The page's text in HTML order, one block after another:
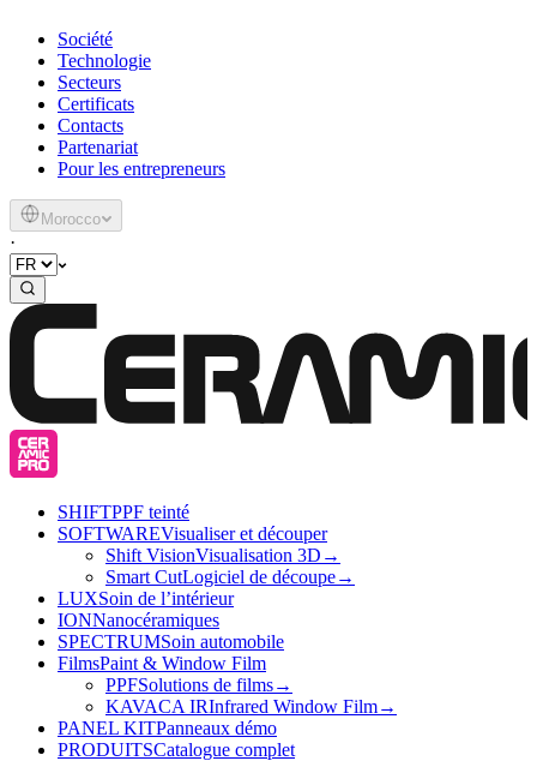
Société
Technologie
Secteurs
Certificats
Contacts
Partenariat
Pour les entrepreneurs
Morocco
·
SHIFTPPF teinté
SOFTWAREVisualiser et découper
Shift VisionVisualisation 3D →
Smart CutLogiciel de découpe→
LUXSoin de l’intérieur
IONNanocéramiques
SPECTRUMSoin automobile
FilmsPaint & Window Film
PPFSolutions de films→
KAVACA IRInfrared Window Film→
PANEL KITPanneaux démo
PRODUITSCatalogue complet